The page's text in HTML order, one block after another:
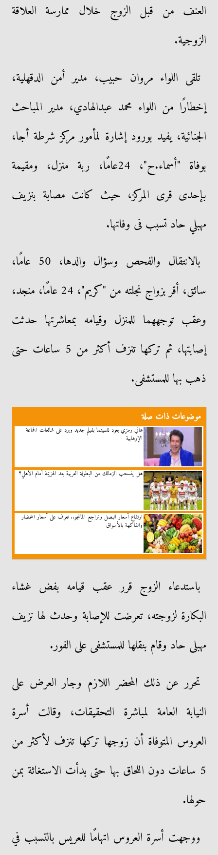
العنف من قبل الزوج خلال ممارسة العلاقة
الزوجية.
تلقى اللواء مروان حبيب، مدير أمن الدقهلية،
إخطارًا من اللواء محمد عبدالهادي، مدير المباحث
الجنائية، يفيد بورود إشارة لمأمور مركز شرطة أجا،
بوفاة "أسماء.ح"، 24عامًا، ربة منزل، ومقيمة
بإحدى قرى المركز، حيث كانت مصابة بنزيف
مهبلي حاد تسبب فى وفاتها.
بالانتقال والفحص وسؤال والدها، 50 عامًا،
سائق، أقر بزواج نجلته من "كريم"، 24 عامًا، منجد،
وعقب توجههما للمنزل وقيامه بمعاشرتها حدثت
إصابتها، ثم تركها تنزف أكثر من 5 ساعات حتى
ذهب بها للمستشفى.
موضوعات ذات صلة
هاني رمزي يعود للسينما بفيلم جديد ويرد على شائعات الجماعة
الإرهابية
هل ينسحب الزمالك من البطولة العربية بعد الهزيمة أمام الأهلي؟
ارتفاع أسعار البصل وتراجع المانجو.. تعرف على أسعار الخضار
والفاكهة بالأسواق
باستدعاء الزوج قرر عقب قيامه بفض غشاء
البكارة لزوجته، تعرضت للإصابة وحدث لها نزيف
مهبلى حاد وقام بنقلها للمستشفى على الفور.
تحرر عن ذلك المحضر اللازم وجار العرض على
النيابة العامة لمباشرة التحقيقات، وقالت أسرة
العروس المتوفاة أن زوجها تركها تنزف لأكثر من
5 ساعات دون اللحاق بها حتى بدأت الاستغاثة بمن
حولها.
ووجهت أسرة العروس اتهامًا للعريس بالتسبب في